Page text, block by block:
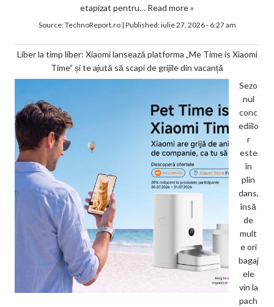
etapizat pentru… Read more »
Source:TechnoReport.ro| Published:iulie 27, 2026 - 6:27 am
Liber la timp liber: Xiaomi lansează platforma „Me Time is Xiaomi
Time” și te ajută să scapi de grijile din vacanță
Sezo
nul
conc
ediilo
r
este
în
plin
dans,
însă
de
mult
e ori
bagaj
ele
vin la
pach